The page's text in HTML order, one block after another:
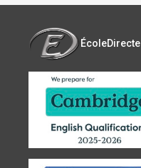
ÉcoleDirecte